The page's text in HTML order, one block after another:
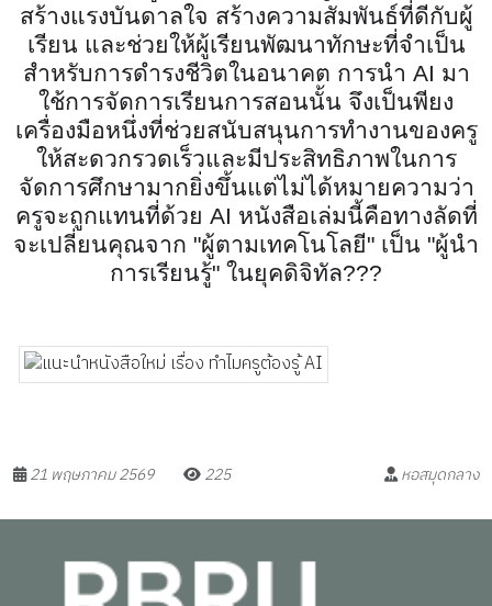
สร้างแรงบันดาลใจ สร้างความสัมพันธ์ที่ดีกับผู้
เรียน และช่วยให้ผู้เรียนพัฒนาทักษะที่จำเป็น
สำหรับการดำรงชีวิตในอนาคต การนำ AI มา
ใช้การจัดการเรียนการสอนนั้น จึงเป็นพียง
เครื่องมือหนึ่งที่ช่วยสนับสนุนการทำงานของครู
ให้สะดวกรวดเร็วและมีประสิทธิภาพในการ
จัดการศึกษามากยิ่งขึ้นแต่ไม่ได้หมายความว่า
ครูจะถูกแทนที่ด้วย AI หนังสือเล่มนี้คือทางลัดที่
จะเปลี่ยนคุณจาก "ผู้ตามเทคโนโลยี" เป็น "ผู้นำ
การเรียนรู้" ในยุคดิจิทัล???
21 พฤษภาคม 2569 225 หอสมุดกลาง